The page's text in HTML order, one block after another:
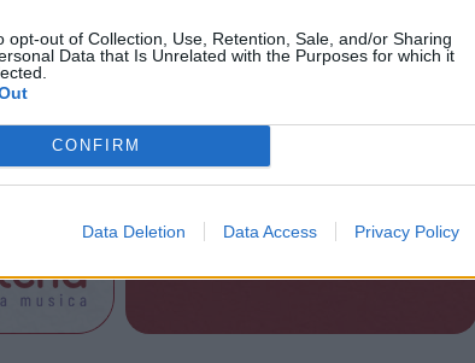
opt-out of Collection, Use, Retention, Sale, and/or Sharing
Data that Is Unrelated with the Purposes for which it
CONFIRM
Data Deletion Data Access Privacy Policy
e patrocinato dalle rappresentanze
a tutta la cittadinanza.
Tutti gli eventi
di agosto a Materia
Via Confalonieri, 5 - Castronno